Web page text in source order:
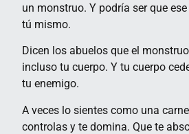
un monstruo. Y podría ser que
tú mismo.
Dicen los abuelos que el
incluso tu cuerpo. Y tu cuerpo
tu enemigo.
A veces lo sientes como una
controlas y te domina. Que te